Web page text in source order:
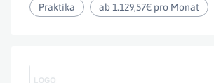
Praktika ab 1.129,57€ pro Monat